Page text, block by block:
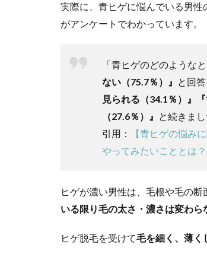
実際に、青ヒゲに悩んでいる男性
がアンケートでわかっています。
「青ヒゲのどのような
ない（75.7％）』 と回
見られる（34.1％）』
（27.6％）』 と続きまし
引用：
【青ヒゲの悩み
やってみたいこととは？
ヒゲが濃い男性は、毛根や毛の断
いる限り毛の太さ・濃さは変わら
ヒゲ脱毛を受けて毛を細く、薄く